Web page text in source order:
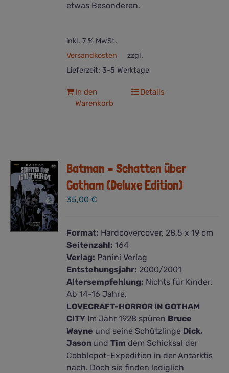
etwas Besonderen.
inkl. 7 % MwSt.
zzgl.
Versandkosten
Lieferzeit: 3-5 Werktage
In den
Warenkorb
Details
Batman – Schatten über
Gotham (Deluxe Edition)
35,00€
Format: Hardcovercover, 28,5 x 19 cm
Seitenzahl: 164
Verlag: Panini Verlag
Entstehungsjahr: 2000/2001
Altersempfehlung: Nichts für Kinder.
Ab 14-16 Jahre.
LOVECRAFT-HORROR IN GOTHAM
CITY Im Jahr 1928 spüren Bruce
Wayne und seine Schützlinge Dick,
Jason undTim dem Schicksal der
Cobblepot-Expedition in der Antarktis
nach. Doch sie finden lediglich